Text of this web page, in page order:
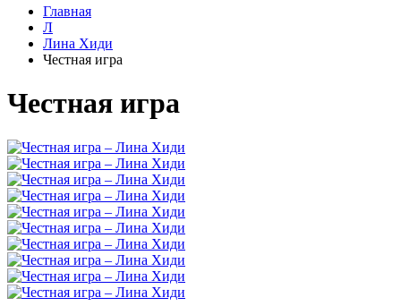
Главная
Л
Лина Хиди
Честная игра
Честная игра